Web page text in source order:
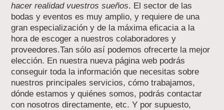
hacer realidad vuestros sueños. El sector de las
bodas y eventos es muy amplio, y requiere de una
gran especialización y de la máxima eficacia a la
hora de escoger a nuestros colaboradores y
proveedores.Tan sólo así podemos ofrecerte la mejor
elección. En nuestra nueva página web podrás
conseguir toda la información que necesitas sobre
nuestros principales servicios, cómo trabajamos,
dónde estamos y quiénes somos, podrás contactar
con nosotros directamente, etc. Y por supuesto,